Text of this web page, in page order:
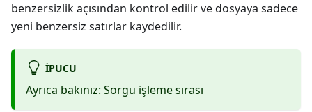
benzersizlik açısından kontrol edilir ve dosyaya sadece
yeni benzersiz satırlar kaydedilir.
IPUCU
Ayrıca bakınız: Sorgu işleme sırası